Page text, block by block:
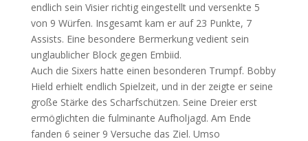
endlich sein Visier richtig eingestellt und versenkte 5
von 9 Würfen. Insgesamt kam er auf 23 Punkte, 7
Assists. Eine besondere Bermerkung vedient sein
unglaublicher Block gegen Embiid.
Auch die Sixers hatte einen besonderen Trumpf. Bobby
Hield erhielt endlich Spielzeit, und in der zeigte er seine
große Stärke des Scharfschützen. Seine Dreier erst
ermöglichten die fulminante Aufholjagd. Am Ende
fanden 6 seiner 9 Versuche das Ziel. Umso